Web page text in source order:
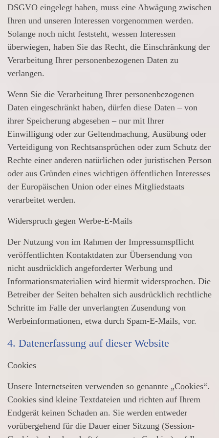
DSGVO eingelegt haben, muss eine Abwägung zwischen
Ihren und unseren Interessen vorgenommen werden.
Solange noch nicht feststeht, wessen Interessen
überwiegen, haben Sie das Recht, die Einschränkung der
Verarbeitung Ihrer personenbezogenen Daten zu
verlangen.
Wenn Sie die Verarbeitung Ihrer personenbezogenen
Daten eingeschränkt haben, dürfen diese Daten – von
ihrer Speicherung abgesehen – nur mit Ihrer
Einwilligung oder zur Geltendmachung, Ausübung oder
Verteidigung von Rechtsansprüchen oder zum Schutz der
Rechte einer anderen natürlichen oder juristischen Person
oder aus Gründen eines wichtigen öffentlichen Interesses
der Europäischen Union oder eines Mitgliedstaats
verarbeitet werden.
Widerspruch gegen Werbe-E-Mails
Der Nutzung von im Rahmen der Impressumspflicht
veröffentlichten Kontaktdaten zur Übersendung von
nicht ausdrücklich angeforderter Werbung und
Informationsmaterialien wird hiermit widersprochen. Die
Betreiber der Seiten behalten sich ausdrücklich rechtliche
Schritte im Falle der unverlangten Zusendung von
Werbeinformationen, etwa durch Spam-E-Mails, vor.
4. Datenerfassung auf dieser Website
Cookies
Unsere Internetseiten verwenden so genannte „Cookies“.
Cookies sind kleine Textdateien und richten auf Ihrem
Endgerät keinen Schaden an. Sie werden entweder
vorübergehend für die Dauer einer Sitzung (Session-